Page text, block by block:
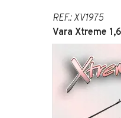
REF.: XV1975
Vara Xtreme